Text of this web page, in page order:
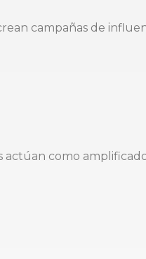
campañas de
actúan como